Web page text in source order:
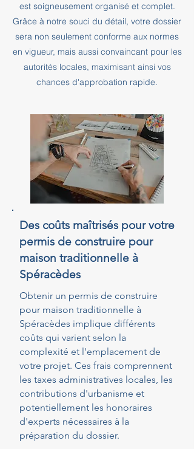
est soigneusement organisé et complet.
Grâce à notre souci du détail, votre dossier
sera non seulement conforme aux normes
en vigueur, mais aussi convaincant pour les
autorités locales, maximisant ainsi vos
chances d'approbation rapide.
Des coûts maîtrisés pour votre
permis de construire pour
maison traditionnelle à
Spéracèdes
Obtenir un permis de construire
pour maison traditionnelle à
Spéracèdes implique différents
coûts qui varient selon la
complexité et l'emplacement de
votre projet. Ces frais comprennent
les taxes administratives locales, les
contributions d'urbanisme et
potentiellement les honoraires
d'experts nécessaires à la
préparation du dossier.